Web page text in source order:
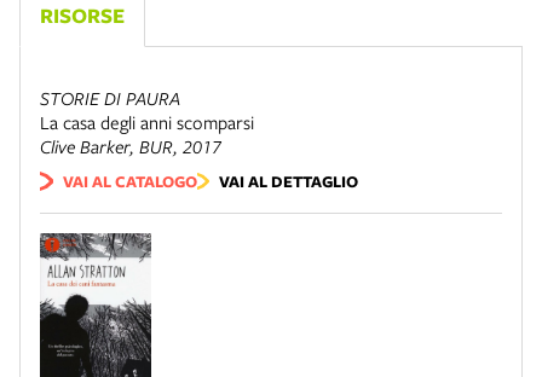
RISORSE
STORIE DI PAURA
La casa degli anni scomparsi
Clive Barker, BUR, 2017
VAI AL CATALOGO VAI AL DETTAGLIO